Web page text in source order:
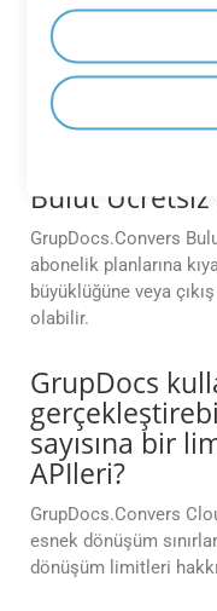
GrupDocs, GrupDocs
yardımcı olmak için
destek sunar.
Bulut Ücretsiz
GrupDocs.Convers
abonelik planlarına
büyüklüğüne veya
olabilir.
GrupDocs
sayısına bir
APIleri?
GrupDocs.Convers
esnek dönüşüm
dönüşüm limitleri